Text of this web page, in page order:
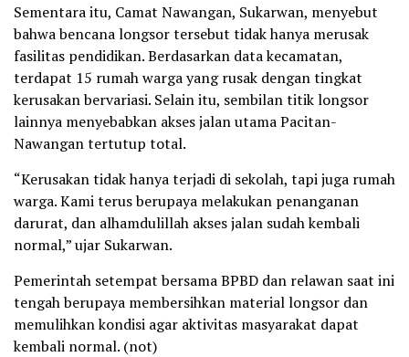
Sementara itu, Camat Nawangan, Sukarwan, menyebut
bahwa bencana longsor tersebut tidak hanya merusak
fasilitas pendidikan. Berdasarkan data kecamatan,
terdapat 15 rumah warga yang rusak dengan tingkat
kerusakan bervariasi. Selain itu, sembilan titik longsor
lainnya menyebabkan akses jalan utama Pacitan-
Nawangan tertutup total.
“Kerusakan tidak hanya terjadi di sekolah, tapi juga rumah
warga. Kami terus berupaya melakukan penanganan
darurat, dan alhamdulillah akses jalan sudah kembali
normal,” ujar Sukarwan.
Pemerintah setempat bersama BPBD dan relawan saat ini
tengah berupaya membersihkan material longsor dan
memulihkan kondisi agar aktivitas masyarakat dapat
kembali normal. (not)